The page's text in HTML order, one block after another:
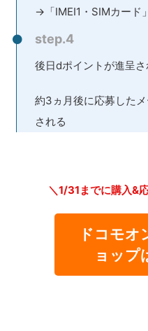
→「IMEI1・SIMカード
step.4
後日dポイントが進呈さ
約3ヵ月後に応募した
される
＼1/31までに購入&
ドコモオ
ョップ